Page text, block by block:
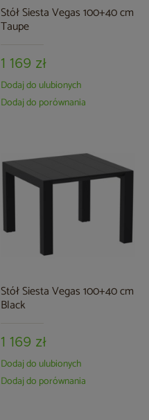
Stół Siesta Vegas 100+40 cm
Taupe
1 169 zł
Dodaj do ulubionych
Dodaj do porównania
Stół Siesta Vegas 100+40 cm
Black
1 169 zł
Dodaj do ulubionych
Dodaj do porównania